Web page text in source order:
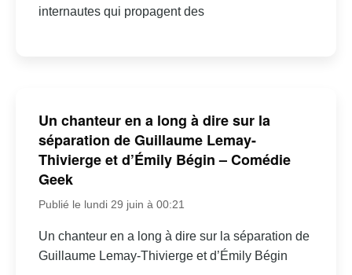
internautes qui propagent des
Un chanteur en a long à dire sur la
séparation de Guillaume Lemay-
Thivierge et d’Émily Bégin – Comédie
Geek
Publié le lundi 29 juin à 00:21
Un chanteur en a long à dire sur la séparation de
Guillaume Lemay-Thivierge et d’Émily Bégin